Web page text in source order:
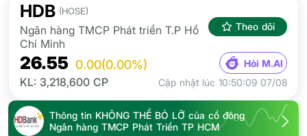
HDB (HOSE)
Ngân hàng TMCP Phát triển T.P Hồ
Chí Minh
Theo dõi
26.55 0.00(0.00%) Hỏi M.AI
KL: 3,218,600 CP Cập nhật lúc 10:50:09 07/08
Thông tin KHÔNG THỂ BỎ LỠ của cổ đông
Ngân hàng TMCP Phát Triển TP HCM